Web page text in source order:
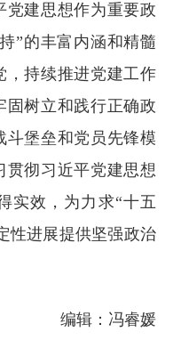
党建思想作为重要政
”的丰富内涵和精髓
，持续推进党建工作
固树立和践行正确政
斗堡垒和党员先锋模
贯彻习近平党建思想
实效，为力求“十五
性进展提供坚强政治
编辑：冯睿媛